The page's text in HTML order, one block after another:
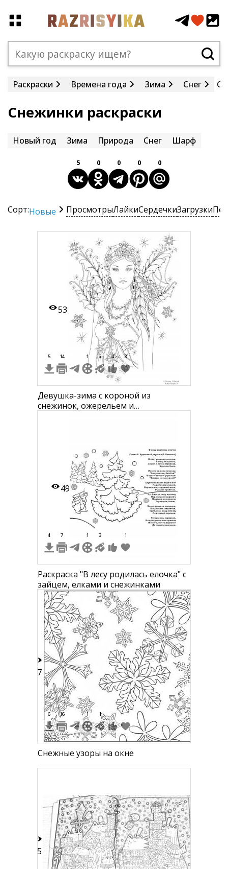
Раскраски Времена года Зима Снег
Снежинки раскраски
Новый год Зима Природа Снег Шарф
5 0 0 0 0
Сорт:Новые ПросмотрыЛайкиСердечкиЗагрузки
53
5 14 1 3 4 3
Девушка-зима с короной из
снежинок, ожерельем и
49
4 7 1 3 1
Раскраска "В лесу родилась елочка" с
зайцем, елками и снежинками
57
6 16 1 1
Снежные узоры на окне
25